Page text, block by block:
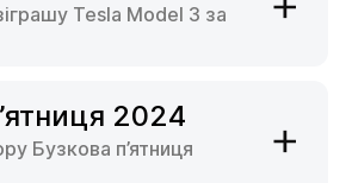
Tesla Model 3 за
2024
Бузкова п’ятниця